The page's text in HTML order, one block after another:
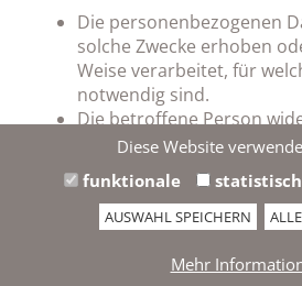
Die personenbezogenen
solche Zwecke erhoben
Weise verarbeitet, für
notwendig sind.
Die betroffene Person
Einwilligung, auf die sich
Art. 9 Abs. 2 Buchst. a)
fehlt an einer
Die betroffene Person legt
Diese Website
funktionale
AUSWAHL SPEICHERN
Mehr